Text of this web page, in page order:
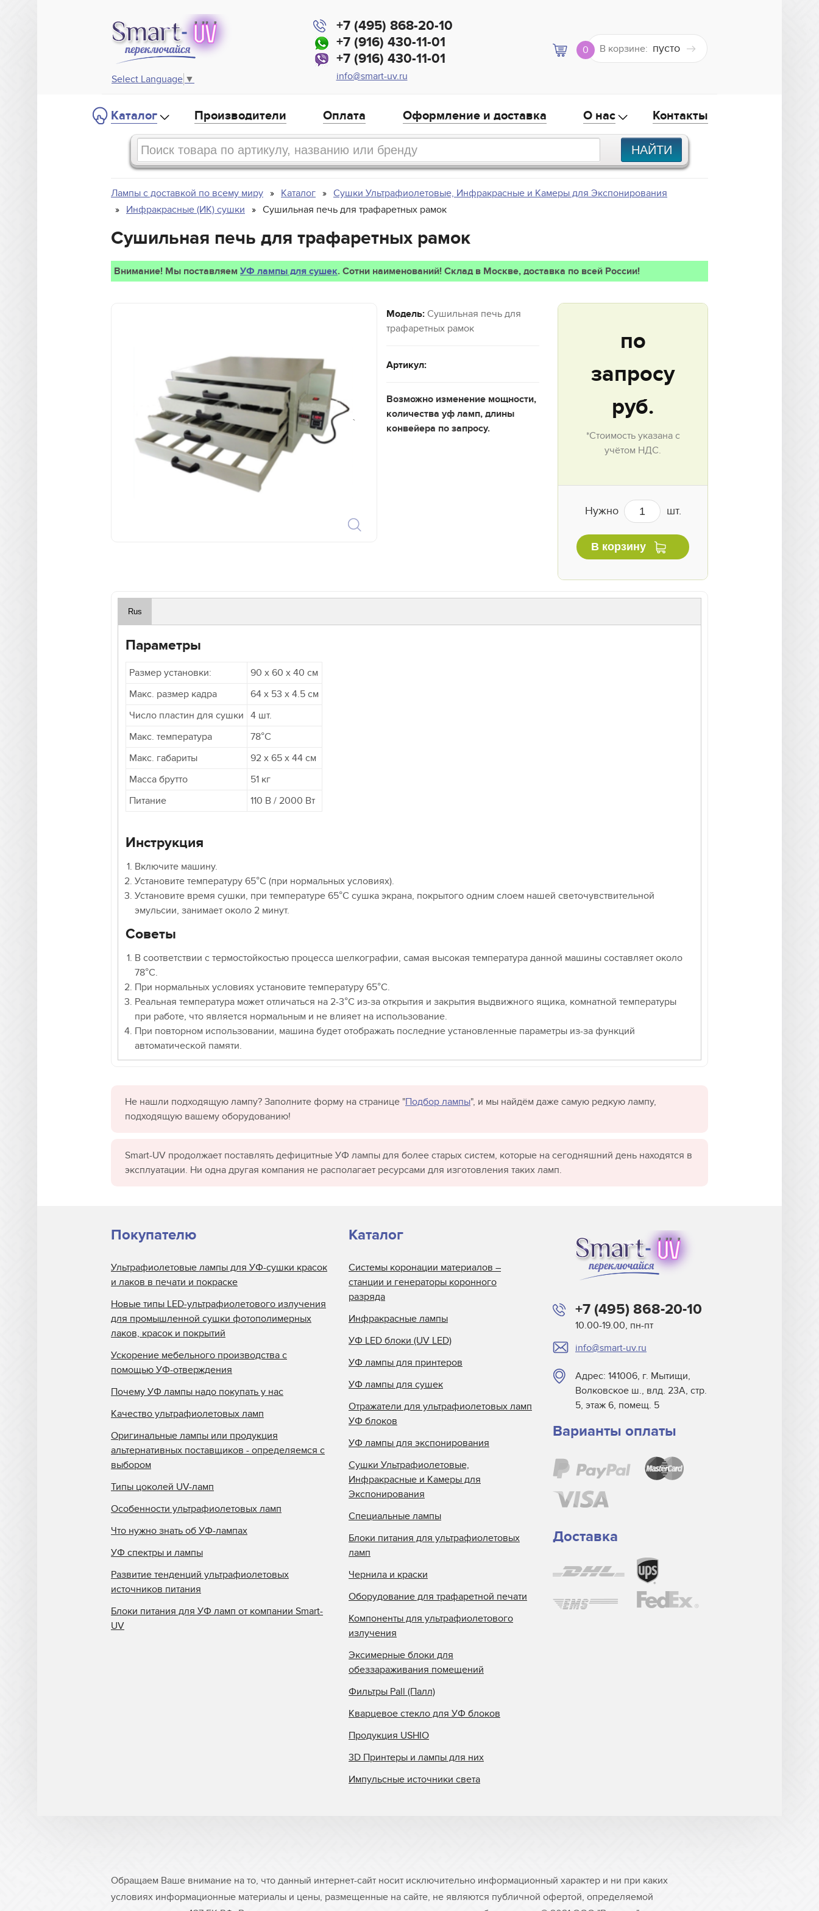
Select Language ▼
+7 (495) 868-20-10
+7 (916) 430-11-01
+7 (916) 430-11-01
info@smart-uv.ru
0 В корзине: пусто
Каталог Производители Оплата Оформление и доставка О нас Контакты
Лампы с доставкой по всему миру Каталог
Сушки Ультрафиолетовые, Инфракрасные и Камеры для Экспонирования
Инфракрасные (ИК) сушки
Сушильная печь для трафаретных рамок
Сушильная печь для трафаретных рамок
Внимание! Мы поставляем УФ лампы для сушек. Сотни наименований! Склад в Москве, доставка по всей России!
`
Модель: Сушильная печь для
трафаретных рамок
Артикул:
Возможно изменение мощности,
количества уф ламп, длины
конвейера по запросу.
по
запросу
руб.
*Стоимость указана с
учётом НДС.
Нужно шт.
В корзину
Rus
Параметры
Размер установки:
90 x 60 x 40 см
Макс. размер кадра
64 x 53 x 4.5 см
Число пластин для сушки 4 шт.
Макс. температура
78°C
Макс. габариты
92 х 65 х 44 см
Масса брутто
51 кг
Питание
110 В / 2000 Вт
Инструкция
Включите машину.
Установите температуру 65°C (при нормальных условиях).
Установите время сушки, при температуре 65°C сушка экрана, покрытого одним слоем нашей светочувствительной
эмульсии, занимает около 2 минут.
Советы
В соответствии с термостойкостью процесса шелкографии, самая высокая температура данной машины составляет около
78°C.
При нормальных условиях установите температуру 65°С.
Реальная температура может отличаться на 2-3°C из-за открытия и закрытия выдвижного ящика, комнатной температуры
при работе, что является нормальным и не влияет на использование.
При повторном использовании, машина будет отображать последние установленные параметры из-за функций
автоматической памяти.
Не нашли подходящую лампу? Заполните форму на странице "Подбор лампы", и мы найдём даже самую редкую лампу,
подходящую вашему оборудованию!
Smart-UV продолжает поставлять дефицитные УФ лампы для более старых систем, которые на сегодняшний день находятся в
эксплуатации. Ни одна другая компания не располагает ресурсами для изготовления таких ламп.
+7 (495) 868-20-10
10.00-19.00, пн-пт
info@smart-uv.ru
Адрес: 141006, г. Мытищи,
Волковское ш., влд. 23А, стр.
5, этаж 6, помещ. 5
Варианты оплаты
Доставка
Покупателю
Ультрафиолетовые лампы для УФ-сушки красок
и лаков в печати и покраске
Новые типы LED-ультрафиолетового излучения
для промышленной сушки фотополимерных
лаков, красок и покрытий
Ускорение мебельного производства с
помощью УФ-отверждения
Почему УФ лампы надо покупать у нас
Качество ультрафиолетовых ламп
Оригинальные лампы или продукция
альтернативных поставщиков - определяемся с
выбором
Типы цоколей UV-ламп
Особенности ультрафиолетовых ламп
Что нужно знать об УФ-лампах
УФ спектры и лампы
Развитие тенденций ультрафиолетовых
источников питания
Блоки питания для УФ ламп от компании Smart-
UV
Каталог
Системы коронации материалов –
станции и генераторы коронного
разряда
Инфракрасные лампы
УФ LED блоки (UV LED)
УФ лампы для принтеров
УФ лампы для сушек
Отражатели для ультрафиолетовых ламп
УФ блоков
УФ лампы для экспонирования
Сушки Ультрафиолетовые,
Инфракрасные и Камеры для
Экспонирования
Специальные лампы
Блоки питания для ультрафиолетовых
ламп
Чернила и краски
Оборудование для трафаретной печати
Компоненты для ультрафиолетового
излучения
Эксимерные блоки для
обеззараживания помещений
Фильтры Pall (Палл)
Кварцевое стекло для УФ блоков
Продукция USHIO
3D Принтеры и лампы для них
Импульсные источники света
Обращаем Ваше внимание на то, что данный интернет-сайт носит исключительно информационный характер и ни при каких
условиях информационные материалы и цены, размещенные на сайте, не являются публичной офертой, определяемой